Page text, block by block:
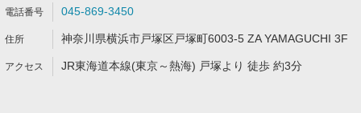
045-869-3450
神奈川県横浜市戸塚区戸塚町6003-5 ZA YAMAGUCHI 3F
JR東海道本線(東京～熱海) 戸塚より 徒歩 約3分